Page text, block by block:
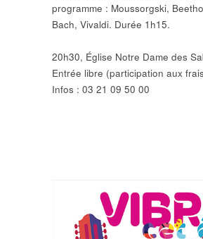
programme : Moussorgski,
Bach, Vivaldi. Durée 1h15.
20h30, Église Notre Dame des
Entrée libre (participation aux
Infos : 03 21 09 50 00